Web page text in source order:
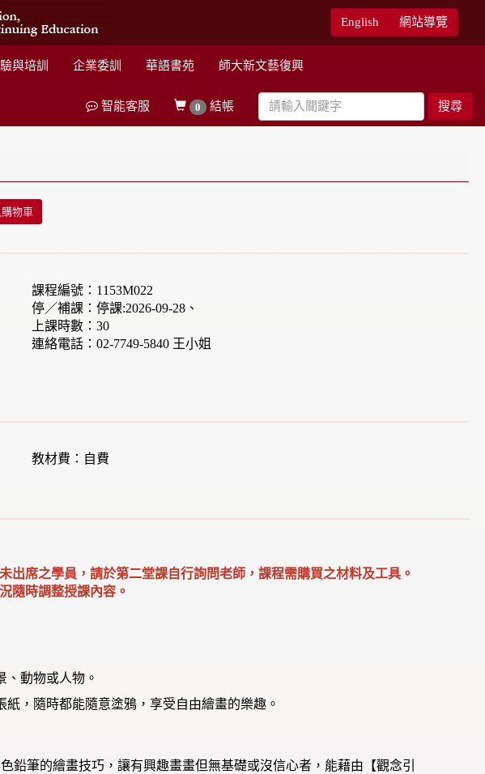
English 網站導覽
與培訓 企業委訓 華語書苑 師大新文藝復興
搜尋
0 結帳
智能客服
物車
課程編號：1153M022
停／補課：停課:2026-09-28、
上課時數：30
連絡電話：02-7749-5840 王小姐
教材費：自費
席之學員，請於第二堂課自行詢問老師，課程需購買之材料及工具。
隨時調整授課內容。
、動物或人物。
，隨時都能隨意塗鴉，享受自由繪畫的樂趣。
筆的繪畫技巧，讓有興趣畫畫但無基礎或沒信心者，能藉由【觀念引